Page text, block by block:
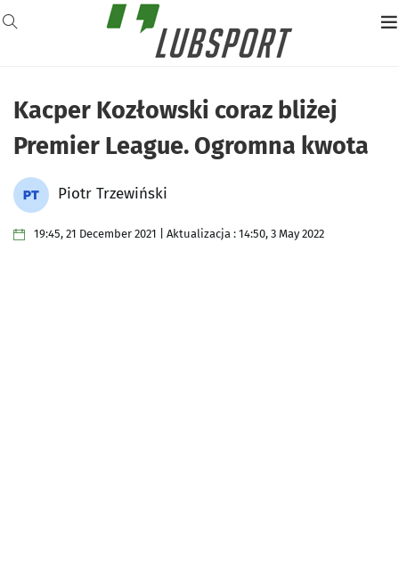
Kacper Kozłowski coraz bliżej
Premier League. Ogromna kwota
Piotr Trzewiński
19:45, 21 December 2021 | Aktualizacja : 14:50, 3 May 2022